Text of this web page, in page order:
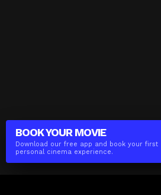
BOOK YOUR MOVIE
Download our free app and book your first
personal cinema experience.